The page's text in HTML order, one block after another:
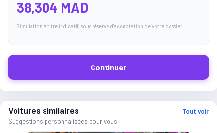
38,304 MAD
Simulation à titre indicatif, sous réserve d'acceptation de votre dossier.
Continuer
Voitures similaires
Suggestions personnalisées pour vous.
Tout voir